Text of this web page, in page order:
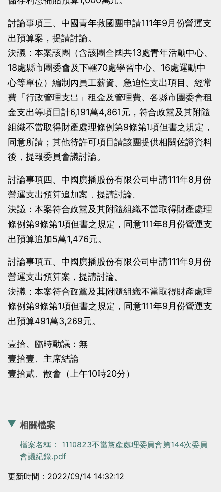
討論事項三、中國青年救國團申請111年9月份營運支
出預算案，提請討論。
決議：本案該團（含該團全國共13處青年活動中心、
18處縣市團委會及下轄70處學習中心、16處運動中
心等單位）編制內員工薪資、急迫性支出項目、經常
費「行政管理支出」租金及管理費、各縣市團委會租
金支出等項目計6,191萬4,861元，符合政黨及其附隨
組織不當取得財產處理條例第9條第1項但書之規定，
同意所請；其他待許可項目請該團提供相關佐證資料
後，提報委員會議討論。
討論事項四、中國廣播股份有限公司申請111年8月份
營運支出預算追加案，提請討論。
決議：本案符合政黨及其附隨組織不當取得財產處理
條例第9條第1項但書之規定，同意111年8月份營運支
出預算追加5萬1,476元。
討論事項五、中國廣播股份有限公司申請111年9月份
營運支出預算案，提請討論。
決議：本案符合政黨及其附隨組織不當取得財產處理
條例第9條第1項但書之規定，同意111年9月份營運支
出預算491萬3,269元。
壹拾、臨時動議：無
壹拾壹、主席結論
壹拾貳、散會（上午10時20分）
相關檔案
檔案名稱： 1110823不當黨產處理委員會第144次委員
會議紀錄.pdf
更新時間：2022/09/14 14:32:12